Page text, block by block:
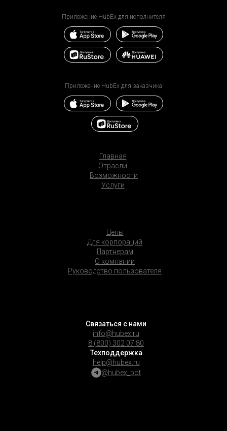
Связаться с нами
info@hubex.ru
8 (800) 302 07 80
Техподдержка
help@hubex.ru
@hubex_bot
Цены
Для корпораций
Партнерам
О компании
Руководство пользователя
Главная
Отрасли
Возможности
Услуги
Приложение HubEx для заказчика
Приложение HubEx для исполнителя